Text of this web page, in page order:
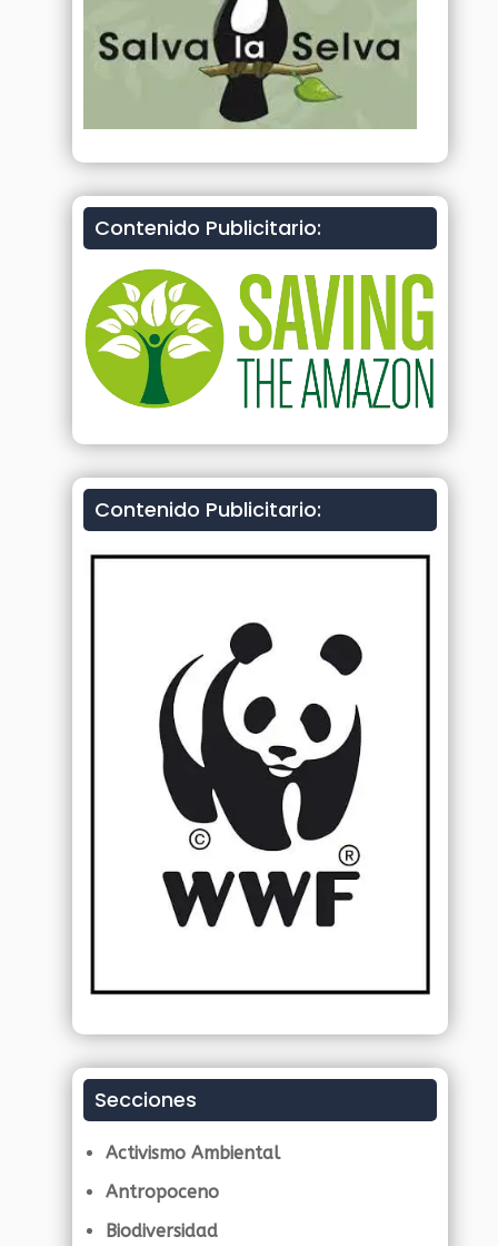
Contenido Publicitario:
Contenido Publicitario:
Secciones
Activismo Ambiental
Antropoceno
Biodiversidad